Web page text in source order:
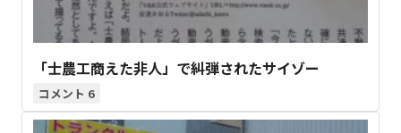
「士農工商えた非人」で糾弾されたサイゾー
6